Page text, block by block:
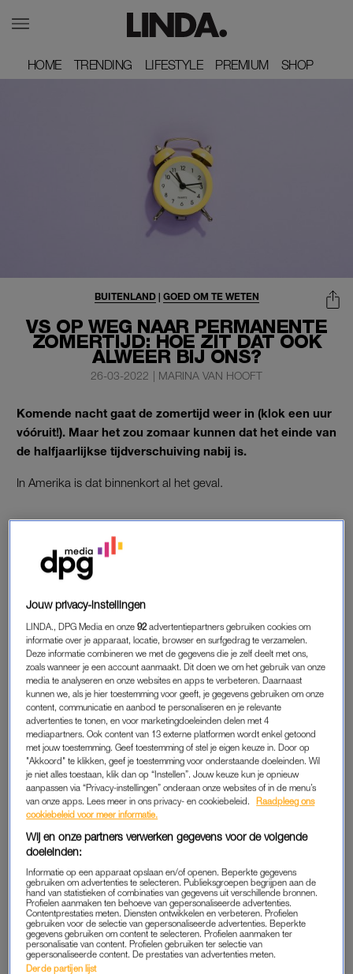
HOME
HOME TRENDING
TRENDING LIFESTYLE
LIFESTYLE PREMIUM
PREMIUM SHOP
SHOP
VS OP WEG NAAR PERMANENTE
ZOMERTIJD: HOE ZIT DAT OOK
ALWEER BIJ ONS?
BUITENLAND| GOED OM TE WETEN
26-03-2022 | MARINA VAN HOOFT
Komende nacht gaat de zomertijd weer in (klok een uur
vóóruit!). Maar het zou zomaar kunnen dat het einde van
de halfjaarlijkse tijdverschuiving nabij is.
In Amerika is dat binnenkort al het geval.
PERMANENTE ZOMERTIJD
De Senaat van het Amerikaanse parlement stemde onlangs
unaniem voor het invoeren van een permanente zomertijd.
Amerikanen in zicht.
Als zowel het Huis van Afgevaardigden van het parlement als
president Joe Biden de vaste zomertijd goedkeuren, zal het
pas volgend jaar november ingaan, meldtRTL nieuws.
OF PERMANENTE WINTERTIJD?
Ook in de Europese Unie is er over een permanente tijd
gesproken. De Europese Commissie in Brussel stelde in
september 2018 juist voor om de wintertijd permanent te
maken.
In 2019 werd juist de keuze gemaakt om
klok voor de laatste keer te verzetten. Maar door
uiteenlopende meningen werden deze voorstellen weer
geparkeerd.
ONDERZOEK
Jouw privacy-instellingen
LINDA., DPG Media en onze92 advertentiepartners gebruiken cookies om
informatie over je apparaat, locatie, browser en surfgedrag te verzamelen.
Deze informatie combineren we met de gegevens die je zelf deelt met ons,
zoals wanneer je een account aanmaakt. Dit doen we om het gebruik van onze
media te analyseren en onze websites en apps te verbeteren. Daarnaast
kunnen we, als je hier toestemming voor geeft, je gegevens gebruiken om onze
content, communicatie en aanbod te personaliseren en je relevante
advertenties te tonen, en voor marketingdoeleinden delen met 4
mediapartners. Ook content van 13 externe platformen wordt enkel getoond
met jouw toestemming. Geef toestemming of stel je eigen keuze in. Door op
"Akkoord" te klikken, geef je toestemming voor onderstaande doeleinden. Wil
je niet alles toestaan, klik dan op “Instellen”. Jouw keuze kun je opnieuw
aanpassen via “Privacy-instellingen” onderaan onze websites of in de menu’s
van onze apps. Lees meer in ons privacy- en cookiebeleid.
Raadpleeg ons
cookiebeleid voor meer informatie.
Wij en onze partners verwerken gegevens voor de volgende
doeleinden:
Informatie op een apparaat opslaan en/of openen. Beperkte gegevens
gebruiken om advertenties te selecteren. Publieksgroepen begrijpen aan de
hand van statistieken of combinaties van gegevens uit verschillende bronnen.
Profielen aanmaken ten behoeve van gepersonaliseerde advertenties.
Contentprestaties meten. Diensten ontwikkelen en verbeteren. Profielen
gebruiken voor de selectie van gepersonaliseerde advertenties. Beperkte
gegevens gebruiken om content te selecteren. Profielen aanmaken ter
personalisatie van content. Profielen gebruiken ter selectie van
gepersonaliseerde content. De prestaties van advertenties meten.
Derde partijen lijst